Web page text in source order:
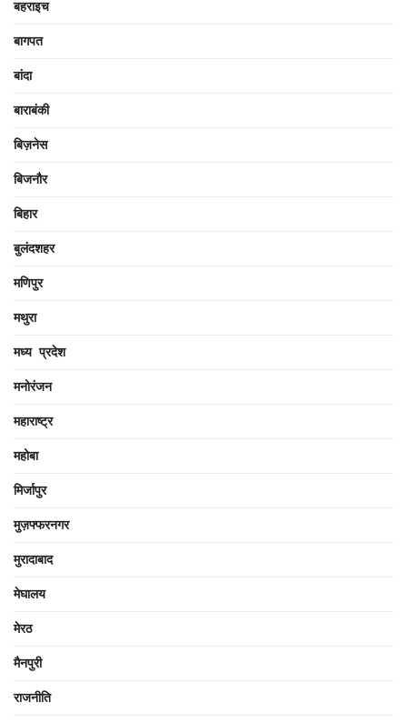
बहराइच
बागपत
बांदा
बाराबंकी
बिज़नेस
बिजनौर
बिहार
बुलंदशहर
मणिपुर
मथुरा
मध्य प्रदेश
मनोरंजन
महाराष्ट्र
महोबा
मिर्जापुर
मुज़फ्फरनगर
मुरादाबाद
मेघालय
मेरठ
मैनपुरी
राजनीति